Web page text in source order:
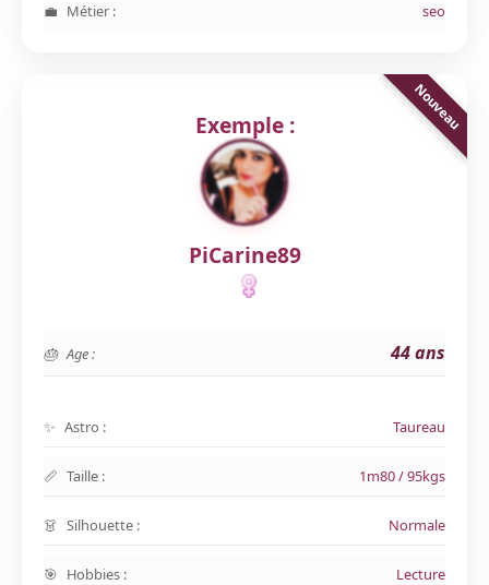
Métier : seo
Exemple :
PiCarine89
Age : 44 ans
Astro : Taureau
Taille : 1m80 / 95kgs
Silhouette : Normale
Hobbies : Lecture